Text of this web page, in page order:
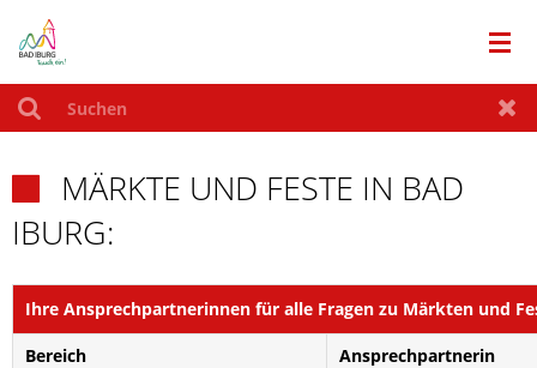
RATHAUS
LEBEN IN BAD IBURG
TOURISMUS
WIRTSCHAFT
MÄRKTE UND FESTE IN BAD
IBURG:
Ihre Ansprechpartnerinnen für alle Fragen zu Märkten und
Bereich Ansprechpartnerin